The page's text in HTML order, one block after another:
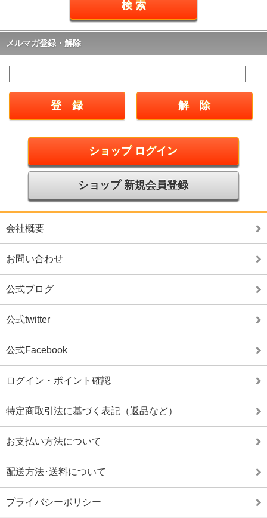
メルマガ登録・解除
ショップ ログイン
ショップ 新規会員登録
会社概要
お問い合わせ
公式ブログ
公式twitter
公式Facebook
ログイン・ポイント確認
特定商取引法に基づく表記（返品など）
お支払い方法について
配送方法･送料について
プライバシーポリシー